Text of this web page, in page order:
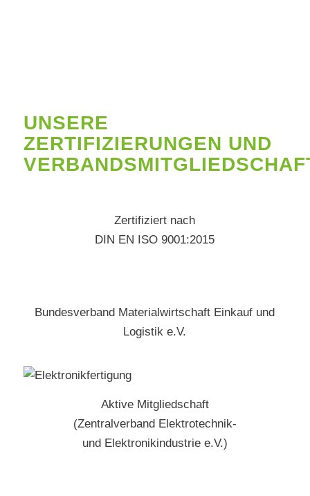
UNSERE
ZERTIFIZIERUNGEN UND
Zertifiziert nach
DIN EN ISO 9001:2015
Bundesverband Materialwirtschaft Einkauf und
Logistik e.V.
Aktive Mitgliedschaft
(Zentralverband Elektrotechnik-
und Elektronikindustrie e.V.)